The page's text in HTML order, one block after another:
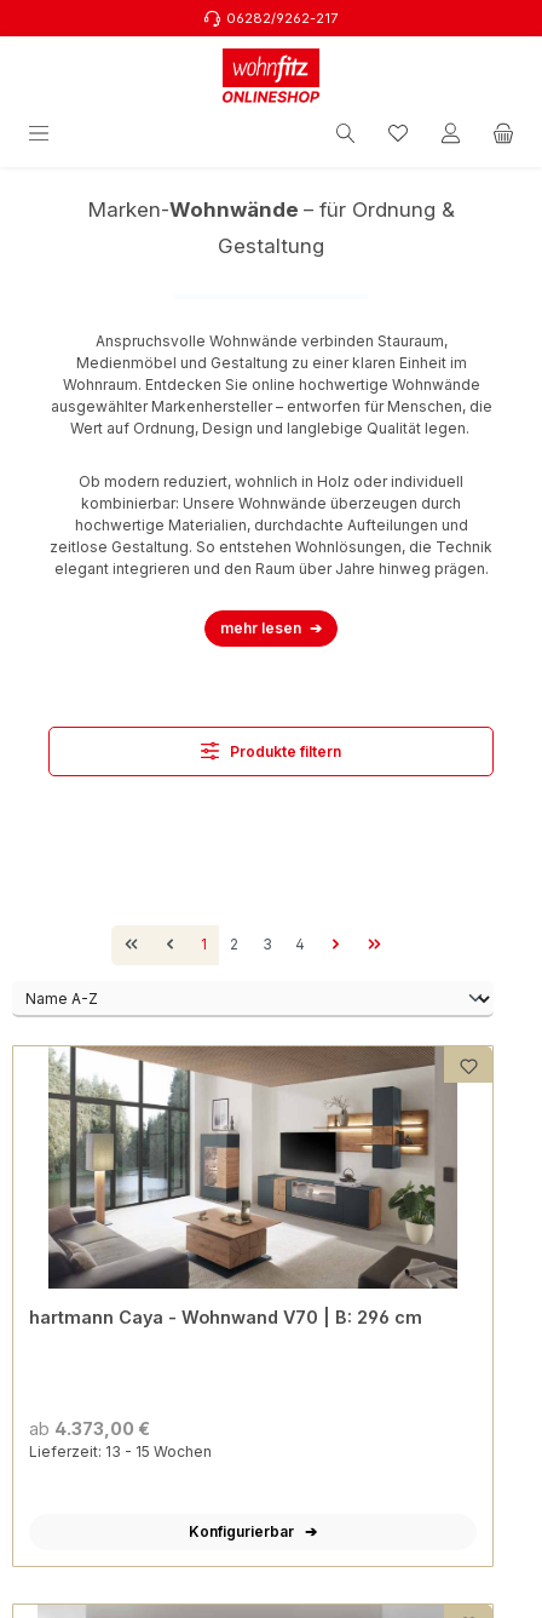
06282/9262-217
Marken-Wohnwände – für Ordnung &
Gestaltung
Anspruchsvolle Wohnwände verbinden Stauraum,
Medienmöbel und Gestaltung zu einer klaren Einheit im
Wohnraum. Entdecken Sie online hochwertige Wohnwände
ausgewählter Markenhersteller – entworfen für Menschen, die
Wert auf Ordnung, Design und langlebige Qualität legen.
Ob modern reduziert, wohnlich in Holz oder individuell
kombinierbar: Unsere Wohnwände überzeugen durch
hochwertige Materialien, durchdachte Aufteilungen und
zeitlose Gestaltung. So entstehen Wohnlösungen, die Technik
elegant integrieren und den Raum über Jahre hinweg prägen.
mehr lesen
Produkte filtern
Seite
1 Seite
2 Seite
3 Seite
4
hartmann Caya - Wohnwand V70 | B: 296 cm
ab 4.373,00 €
Lieferzeit: 13 - 15 Wochen
Konfigurierbar